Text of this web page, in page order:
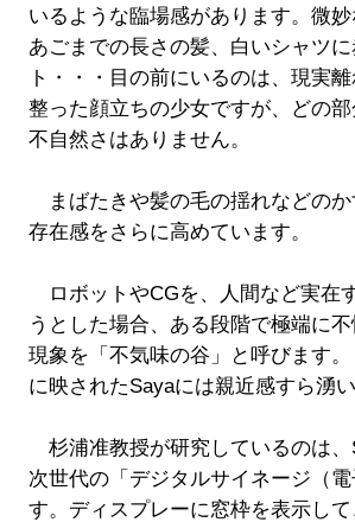
いるような臨場感があります。微妙
あごまでの長さの髪、白いシャツ
ト・・・目の前にいるのは、現実
整った顔立ちの少女ですが、どの
不自然さはありません。
まばたきや髪の毛の揺れなどのか
存在感をさらに高めています。
ロボットやCGを、人間など実在
うとした場合、ある段階で極端に
現象を「不気味の谷」と呼びます
に映されたSayaには親近感すら湧い
杉浦准教授が研究しているのは、
次世代の「デジタルサイネージ（
す。ディスプレーに窓枠を表示し